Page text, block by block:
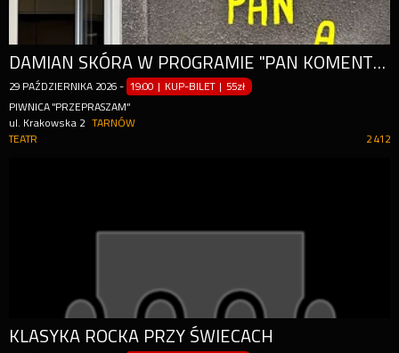
DAMIAN SKÓRA W PROGRAMIE "PAN KOMENTARZ" + POLSKA KOMENTUJĄCA NA ŻYWO
29 PAŹDZIERNIKA 2026 - 19:00 | KUP-BILET | 55zł
PIWNICA "PRZEPRASZAM”
ul. Krakowska 2
TARNÓW
2 412
TEATR
KLASYKA ROCKA PRZY ŚWIECACH